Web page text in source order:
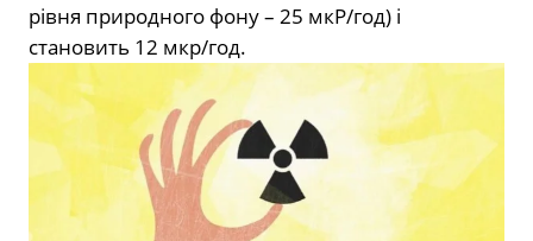
рівня природного фону – 25 мкР/год) і
становить 12 мкр/год.